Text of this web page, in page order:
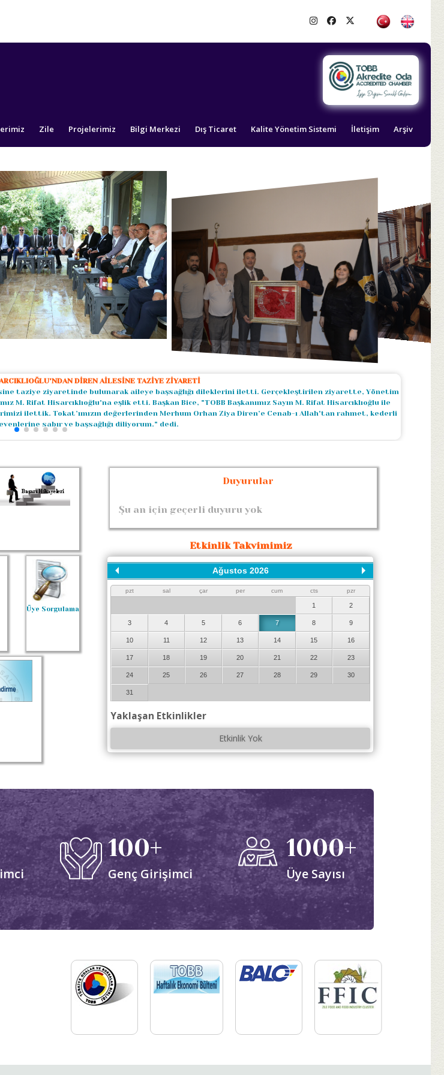
Zile Projelerimiz Bilgi Merkezi Dış Ticaret Kalite Yönetim Sistemi İletişim Arşiv
DİREN AİLESİNE TAZİYE ZİYARETİ
taziye ziyaretinde bulunarak aileye başsağlığı dileklerini iletti. Gerçekleştirilen ziyarette, Yönetim
M. Rifat Hisarcıklıoğlu'na eşlik etti. Başkan Bice, "TOBB Başkanımız Sayın M. Rifat Hisarcıklıoğlu ile
ilettik. Tokat’ımızın değerlerinden Merhum Orhan Ziya Diren’e Cenab-ı Allah'tan rahmet, kederli
sabır ve başsağlığı diliyorum." dedi.
Üye Sorgulama
Duyurular
Şu an için geçerli duyuru yok
Şu an için geçerli duyuru yok
Etkinlik Takvimimiz
Ağustos 2026
pzt sal çar per cum cts pzr
1 2
3 4 5 6 7 8 9
10 11 12 13 14 15 16
17 18 19 20 21 22 23
24 25 26 27 28 29 30
31
Yaklaşan Etkinlikler
Etkinlik Yok
100+
Genç Girişimci
1000+
Üye Sayısı